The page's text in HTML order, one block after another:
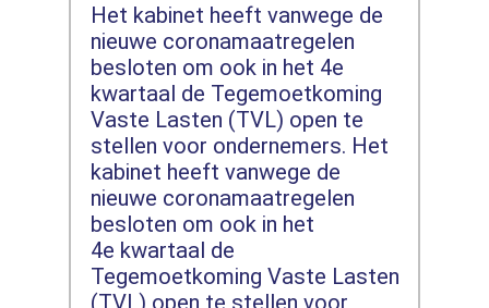
Het kabinet heeft vanwege de
nieuwe coronamaatregelen
besloten om ook in het 4e
kwartaal de Tegemoetkoming
Vaste Lasten (TVL) open te
stellen voor ondernemers. Het
kabinet heeft vanwege de
nieuwe coronamaatregelen
besloten om ook in het
4e kwartaal de
Tegemoetkoming Vaste Lasten
(TVL) open te stellen voor